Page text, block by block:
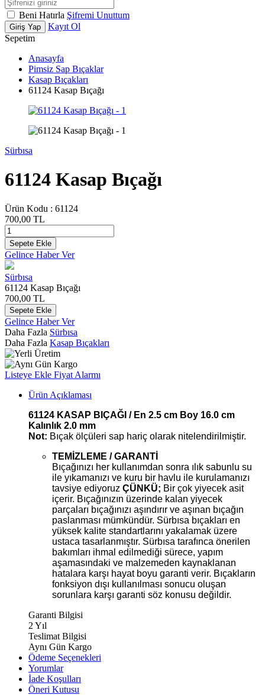
Beni Hatırla Şifremi Unuttum
Giriş Yap
Kayıt Ol
Sepetim
Anasayfa
Pimsiz Sap Bıçaklar
Kasap Bıçakları
61124 Kasap Bıçağı
Sürbısa
61124 Kasap Bıçağı
Ürün Kodu : 61124
700,00 TL
Sepete Ekle
Gelince Haber Ver
Sürbısa
61124 Kasap Bıçağı
700,00 TL
Sepete Ekle
Gelince Haber Ver
Daha Fazla Sürbısa
Daha Fazla Kasap Bıçakları
Listeye Ekle Fiyat Alarmı
Ürün Açıklaması
61124 KASAP BIÇAĞI / En 2.5 cm Boy 16.0 cm
Kalınlık 2.0 mm
Not: Bıçak ölçüleri sap hariç olarak nitelendirilmiştir.
TEMİZLEME / GARANTİ
Bıçağınızı her kullanımdan sonra ılık sabunlu su
ile yıkamanızı ve kuru bir havlu ile kurulamanızı
tavsiye ediyoruz ÇÜNKÜ; Bir çok yiyecek asit
içerir. Bıçağınızın üzerinde kalan yiyecek
parçaları bıçağınızı aşındırır ve aşınan bıçağın
paslanması mümkündür. Sürbısa bıçakları en
yüksek kalite standartlarını yakalamak üzere
ustaca tasarlanmıştır. Sürbısa tarafınca önerilen
bakımları ihmal edilmediği sürece, yapım
aşamasındaki ve malzemeden kaynaklanan
hatalara karşı hayat boyu garanti verir. Bıçakların
fonksiyon dışı kullanılması sonucu oluşan
sorunlara karşı garanti söz konusu değildir.
Garanti Bilgisi
2 Yıl
Teslimat Bilgisi
Aynı Gün Kargo
Ödeme Seçenekleri
Yorumlar
İade Koşulları
Öneri Kutusu